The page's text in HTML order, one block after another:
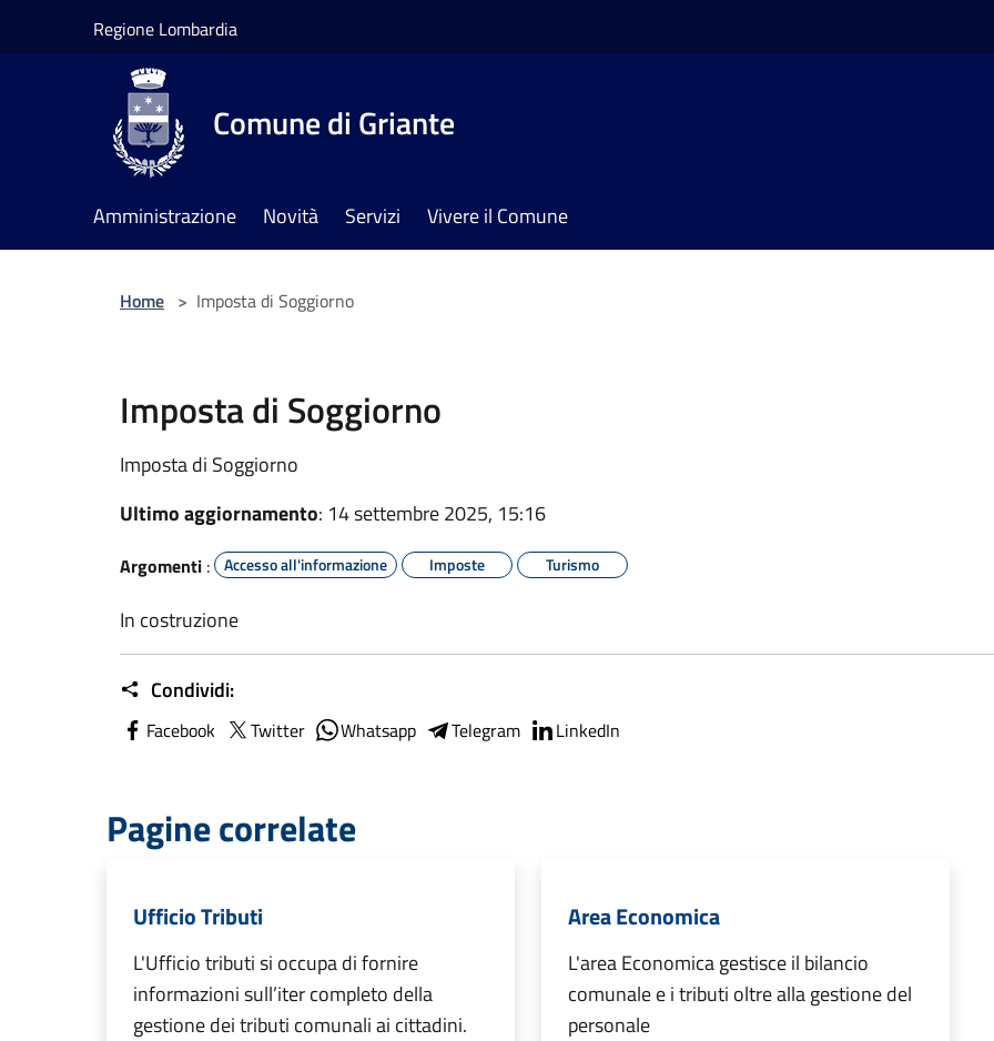
Regione Lombardia
Comune di Griante
Amministrazione Novità Servizi Vivere il Comune
Home > Imposta di Soggiorno
Imposta di Soggiorno
Imposta di Soggiorno
Ultimo aggiornamento: 14 settembre 2025, 15:16
Argomenti : Accesso all'informazione Imposte Turismo
In costruzione
Condividi:
Facebook Twitter Whatsapp Telegram LinkedIn
Pagine correlate
Ufficio Tributi
L'Ufficio tributi si occupa di fornire
informazioni sull’iter completo della
gestione dei tributi comunali ai cittadini.
Area Economica
L'area Economica gestisce il bilancio
comunale e i tributi oltre alla gestione del
personale